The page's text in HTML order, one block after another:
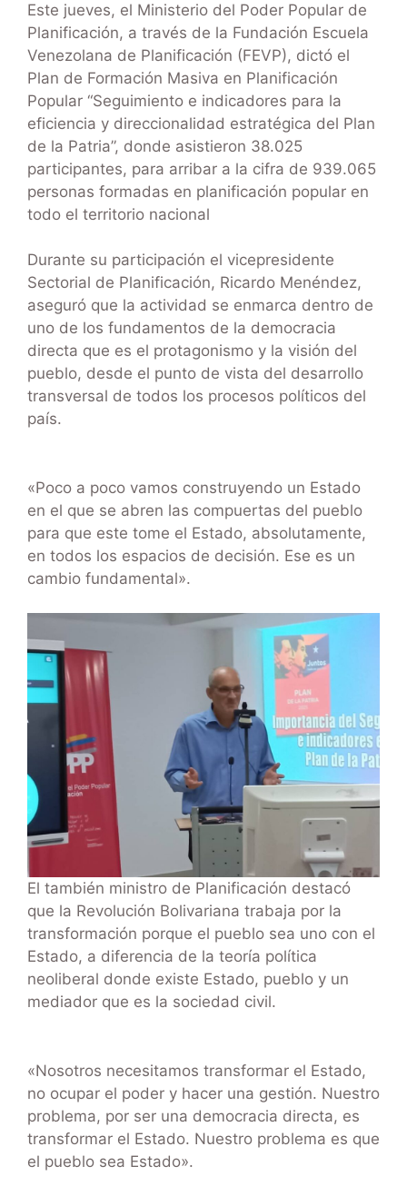
Este jueves, el Ministerio del Poder Popular de
Planificación, a través de la Fundación Escuela
Venezolana de Planificación (FEVP), dictó el
Plan de Formación Masiva en Planificación
Popular “Seguimiento e indicadores para la
eficiencia y direccionalidad estratégica del Plan
de la Patria”, donde asistieron 38.025
participantes, para arribar a la cifra de 939.065
personas formadas en planificación popular en
todo el territorio nacional
Durante su participación el vicepresidente
Sectorial de Planificación, Ricardo Menéndez,
aseguró que la actividad se enmarca dentro de
uno de los fundamentos de la democracia
directa que es el protagonismo y la visión del
pueblo, desde el punto de vista del desarrollo
transversal de todos los procesos políticos del
país.
«Poco a poco vamos construyendo un Estado
en el que se abren las compuertas del pueblo
para que este tome el Estado, absolutamente,
en todos los espacios de decisión. Ese es un
cambio fundamental».
El también ministro de Planificación destacó
que la Revolución Bolivariana trabaja por la
transformación porque el pueblo sea uno con el
Estado, a diferencia de la teoría política
neoliberal donde existe Estado, pueblo y un
mediador que es la sociedad civil.
«Nosotros necesitamos transformar el Estado,
no ocupar el poder y hacer una gestión. Nuestro
problema, por ser una democracia directa, es
transformar el Estado. Nuestro problema es que
el pueblo sea Estado».